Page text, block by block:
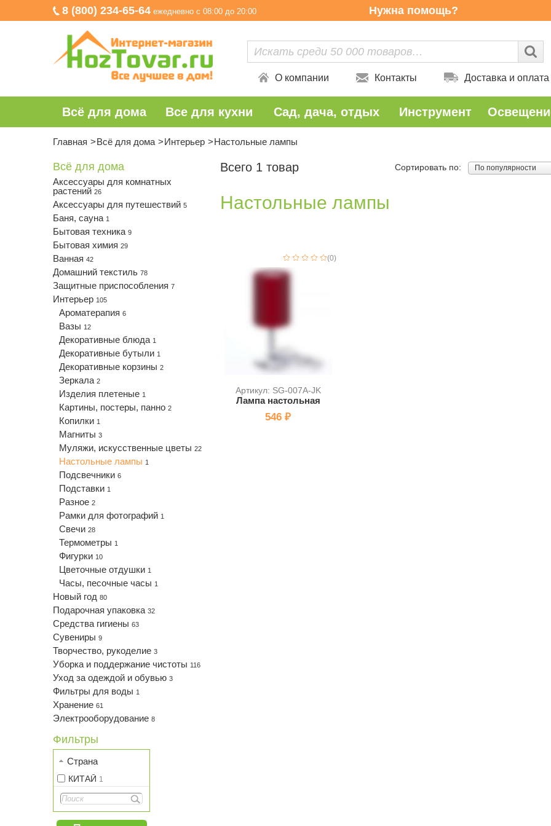
8 (800) 234-65-64 ежедневно с 08:00 до 20:00 Нужна помощь?
О компании Контакты Доставка и оплата
Всё для дома Все для кухни Сад, дача, отдых Инструмент
Главная Всё для дома Интерьер Настольные лампы
Всё для дома
Аксессуары для комнатных
растений 26
Аксессуары для путешествий 5
Баня, сауна 1
Бытовая техника 9
Бытовая химия 29
Ванная 42
Домашний текстиль 78
Защитные приспособления 7
Интерьер 105
Ароматерапия 6
Вазы 12
Декоративные блюда 1
Декоративные бутыли 1
Декоративные корзины 2
Зеркала 2
Изделия плетеные 1
Картины, постеры, панно 2
Копилки 1
Магниты 3
Муляжи, искусственные цветы 22
Настольные лампы 1
Подсвечники 6
Подставки 1
Разное 2
Рамки для фотографий 1
Свечи 28
Термометры 1
Фигурки 10
Цветочные отдушки 1
Часы, песочные часы 1
Новый год 80
Подарочная упаковка 32
Средства гигиены 63
Сувениры 9
Творчество, рукоделие 3
Уборка и поддержание чистоты 116
Уход за одеждой и обувью 3
Фильтры для воды 1
Хранение 61
Электрооборудование 8
Фильтры
Страна
КИТАЙ 1
Всего 1 товар Сортировать по: По популярности
Настольные лампы
(0)
Артикул: SG-007A-JK
Лампа настольная
546 ₽